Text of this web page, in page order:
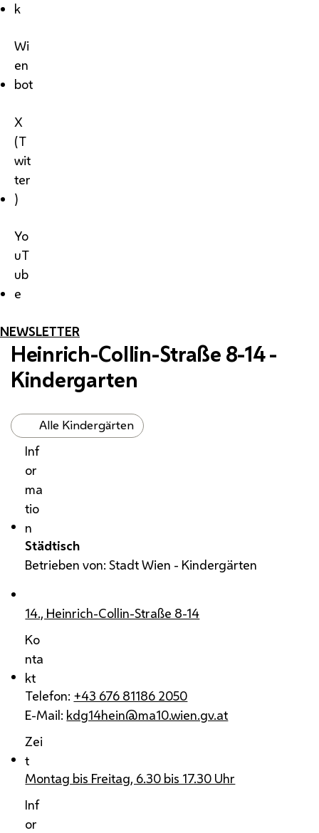
k
Wi
en
bot
X
(T
wit
ter
)
Yo
uT
ub
e
NEWSLETTER
Heinrich-Collin-Straße 8-14 -
Kindergarten
Alle Kindergärten
Inf
or
ma
tio
n
Städtisch
Betrieben von: Stadt Wien - Kindergärten
14., Heinrich-Collin-Straße 8-14
Ko
nta
kt
Telefon: +43 676 81186 2050
E-Mail: kdg14hein@ma10.wien.gv.at
Zei
t
Montag bis Freitag, 6.30 bis 17.30 Uhr
Inf
or